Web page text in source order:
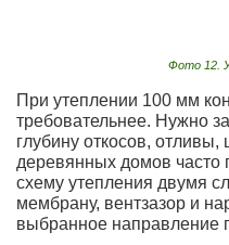
Фото 12.
При утеплении 100 мм
требовательнее. Нужно
глубину откосов,
деревянных домов часто
схему утепления двумя
мембрану, вентзазор и
выбранное направление